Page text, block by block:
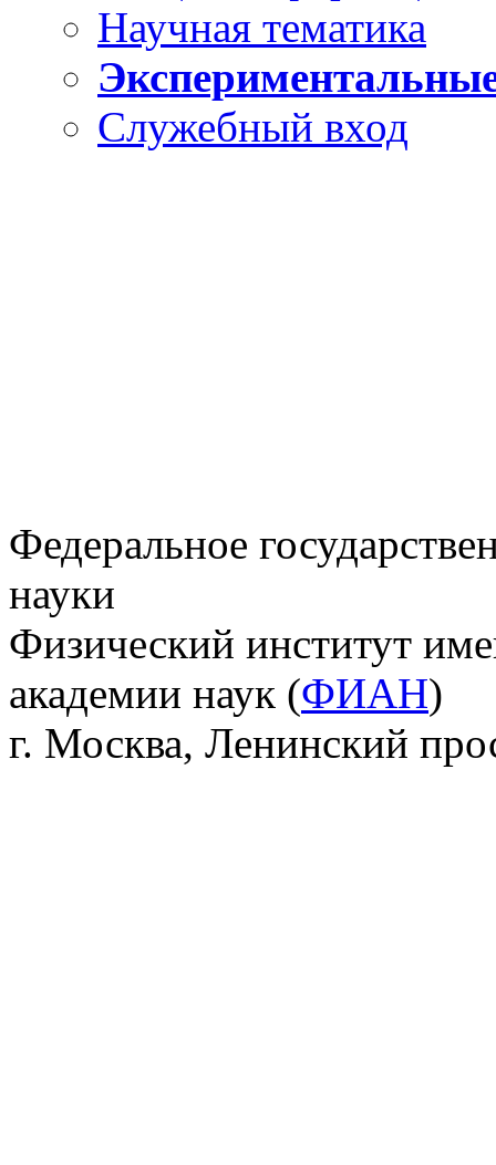
Научная тематика
Служебный вход
Федеральное
науки
Физический институт
академии наук (ФИАН)
г. Москва, Ленинский